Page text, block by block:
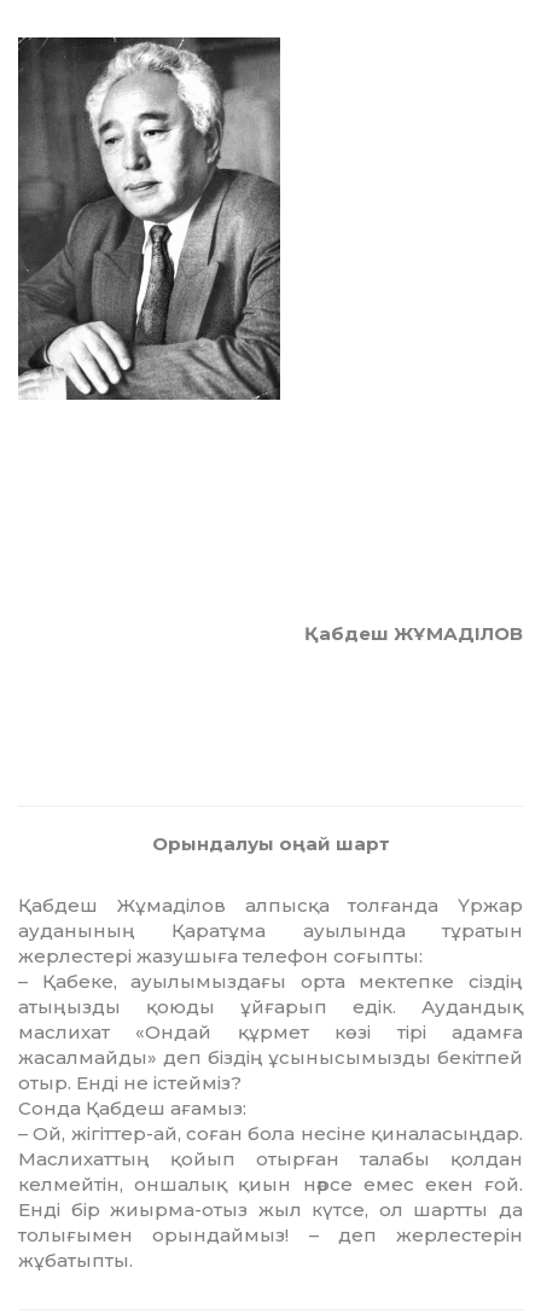
Қабдеш ЖҰМАДІЛОВ
Орындалуы оңай шарт
Қабдеш Жұмаділов алпысқа толғанда Үржар
ауданының Қаратұма ауылында тұратын
жерлестері жазушыға телефон соғыпты:
– Қабеке, ауылымыздағы орта мектеп­ке сіздің
атыңызды қоюды ұйғарып едік. Аудандық
маслихат «Ондай құрмет көзі тірі адамға
жасалмайды» деп біздің ұсы­ны­сымызды бекітпей
отыр. Енді не істейміз?
Сонда Қабдеш ағамыз:
– Ой, жігіттер-ай, соған бола несіне қиналасыңдар.
Маслихаттың қойып отырған талабы қолдан
келмейтін, он­шалық қиын нәрсе емес екен ғой.
Енді бір жиырма-отыз жыл күтсе, ол шартты да
толы­ғымен орындаймыз! – деп жерлес­терін
жұбатыпты.